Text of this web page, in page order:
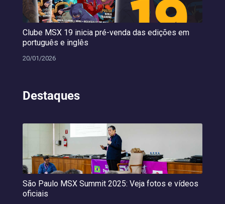
Clube MSX 19 inicia pré-venda das edições em
português e inglês
20/01/2026
Destaques
São Paulo MSX Summit 2025: Veja fotos e vídeos
oficiais